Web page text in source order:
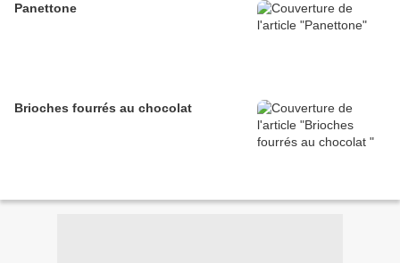
Panettone
Brioches fourrés au chocolat